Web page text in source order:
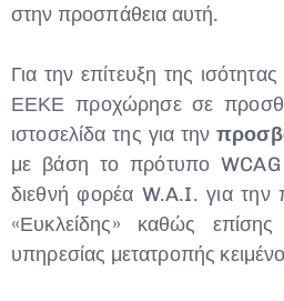
στην προσπάθεια αυτή.
Για την επίτευξη της
ΕΕΚΕ προχώρησε σε
ιστοσελίδα της για την
με βάση το πρότυπο
διεθνή φορέα W.A.I. για
«Ευκλείδης» καθώς
υπηρεσίας μετατροπής